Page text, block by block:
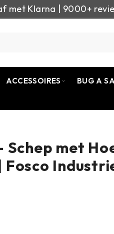
Klarna | 9000+
ACCESSOIRES BUG A
met
Fosco